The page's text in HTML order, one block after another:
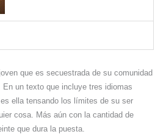
que es secuestrada de su comunidad
un texto que incluye tres idiomas
ella tensando los límites de su ser
cosa. Más aún con la cantidad de
que dura la puesta.